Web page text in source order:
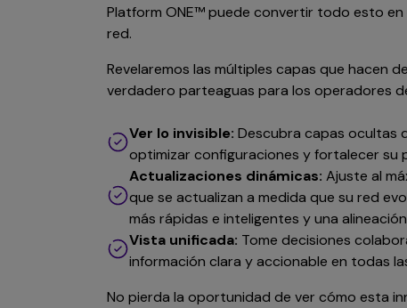
Platform ONE™ puede convertir todo esto
red.
Revelaremos las múltiples capas que hacen
verdadero parteaguas para los operadores
Ver lo invisible: Descubra capas ocultas
optimizar configuraciones y fortalecer su
Actualizaciones dinámicas: Ajuste al
que se actualizan a medida que su red
más rápidas e inteligentes y una
Vista unificada: Tome decisiones
información clara y accionable en todas
No pierda la oportunidad de ver cómo esta